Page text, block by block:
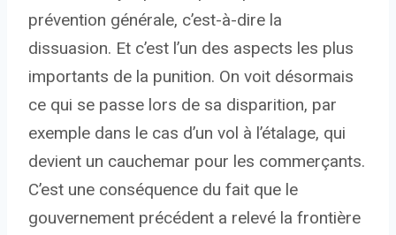
prévention générale, c’est-à-dire la
dissuasion. Et c’est l’un des aspects les plus
importants de la punition. On voit désormais
ce qui se passe lors de sa disparition, par
exemple dans le cas d’un vol à l’étalage, qui
devient un cauchemar pour les commerçants.
C’est une conséquence du fait que le
gouvernement précédent a relevé la frontière